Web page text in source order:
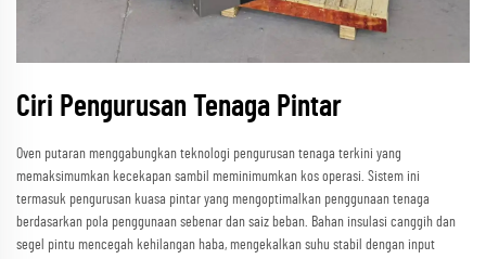
Ciri Pengurusan Tenaga Pintar
Oven putaran menggabungkan teknologi pengurusan tenaga terkini yang
memaksimumkan kecekapan sambil meminimumkan kos operasi. Sistem ini
termasuk pengurusan kuasa pintar yang mengoptimalkan penggunaan tenaga
berdasarkan pola penggunaan sebenar dan saiz beban. Bahan insulasi canggih dan
segel pintu mencegah kehilangan haba, mengekalkan suhu stabil dengan input